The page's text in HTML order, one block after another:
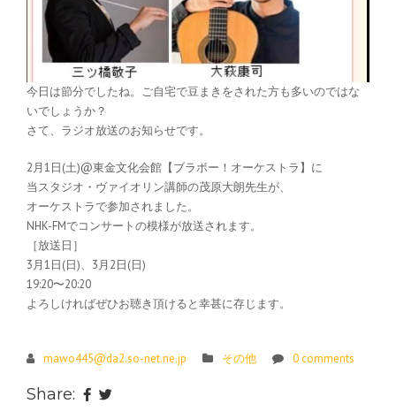
今日は節分でしたね。ご自宅で豆まきをされた方も多いのではな
いでしょうか？
さて、ラジオ放送のお知らせです。
2月1日(土)@東金文化会館【ブラボー！オーケストラ】に
当スタジオ・ヴァイオリン講師の茂原大朗先生が、
オーケストラで参加されました。
NHK-FMでコンサートの模様が放送されます。
［放送日］
3月1日(日)、3月2日(日)
19:20〜20:20
よろしければぜひお聴き頂けると幸甚に存じます。
mawo445@da2.so-net.ne.jp その他 0 comments
Share: